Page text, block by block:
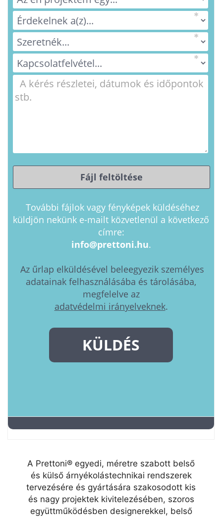
A Prettoni® egyedi, méretre szabott belső
és külső árnyékolástechnikai rendszerek
tervezésére és gyártására szakosodott kis
és nagy projektek kivitelezésében, szoros
együttműködésben designerekkel, belső